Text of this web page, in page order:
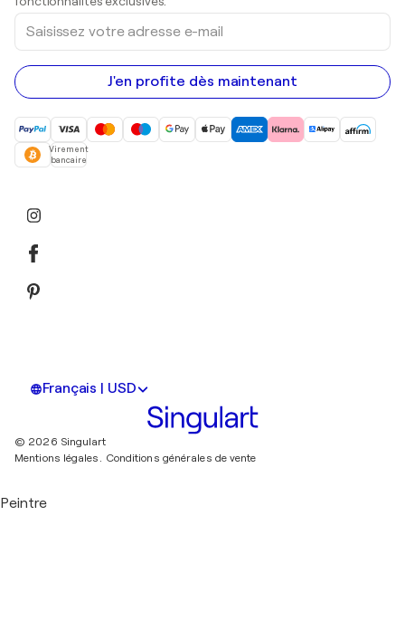
Saisissez
votre
adresse
e-
mail
J'en profite dès maintenant
Virement
bancaire
Français | USD
© 2026 Singulart
Mentions légales. Conditions générales de vente
Peintre